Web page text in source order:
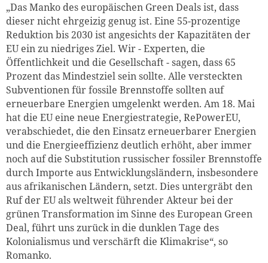
„Das Manko des europäischen Green Deals ist, dass
dieser nicht ehrgeizig genug ist. Eine 55-prozentige
Reduktion bis 2030 ist angesichts der Kapazitäten der
EU ein zu niedriges Ziel. Wir - Experten, die
Öffentlichkeit und die Gesellschaft - sagen, dass 65
Prozent das Mindestziel sein sollte. Alle versteckten
Subventionen für fossile Brennstoffe sollten auf
erneuerbare Energien umgelenkt werden. Am 18. Mai
hat die EU eine neue Energiestrategie, RePowerEU,
verabschiedet, die den Einsatz erneuerbarer Energien
und die Energieeffizienz deutlich erhöht, aber immer
noch auf die Substitution russischer fossiler Brennstoffe
durch Importe aus Entwicklungsländern, insbesondere
aus afrikanischen Ländern, setzt. Dies untergräbt den
Ruf der EU als weltweit führender Akteur bei der
grünen Transformation im Sinne des European Green
Deal, führt uns zurück in die dunklen Tage des
Kolonialismus und verschärft die Klimakrise“, so
Romanko.